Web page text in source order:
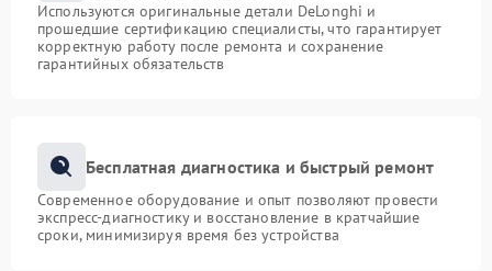
Используются оригинальные детали DeLonghi и
прошедшие сертификацию специалисты, что гарантирует
корректную работу после ремонта и сохранение
гарантийных обязательств
Бесплатная диагностика и быстрый ремонт
Современное оборудование и опыт позволяют провести
экспресс-диагностику и восстановление в кратчайшие
сроки, минимизируя время без устройства